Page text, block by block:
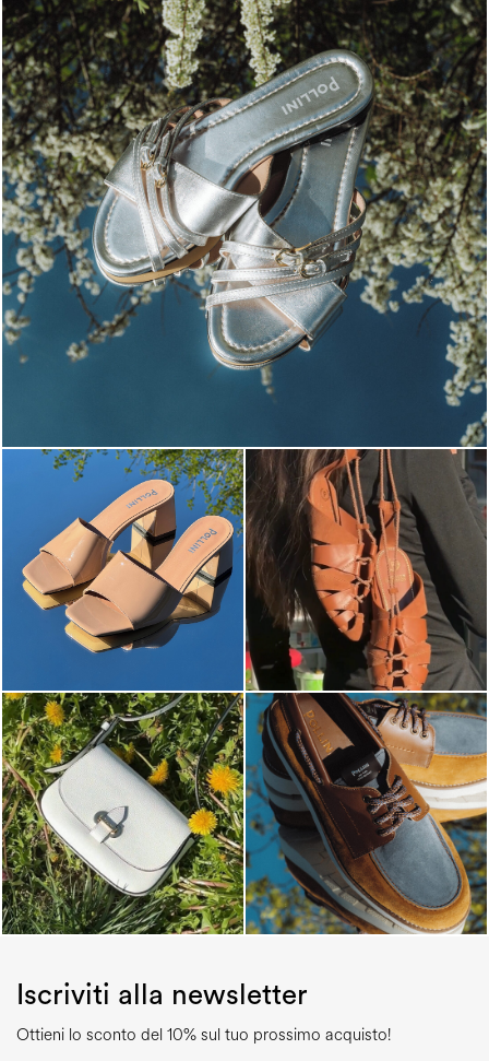
Blending sass and class, the Echos mule in silver is...
Iscriviti alla newsletter
Ottieni lo sconto del 10% sul tuo prossimo acquisto!